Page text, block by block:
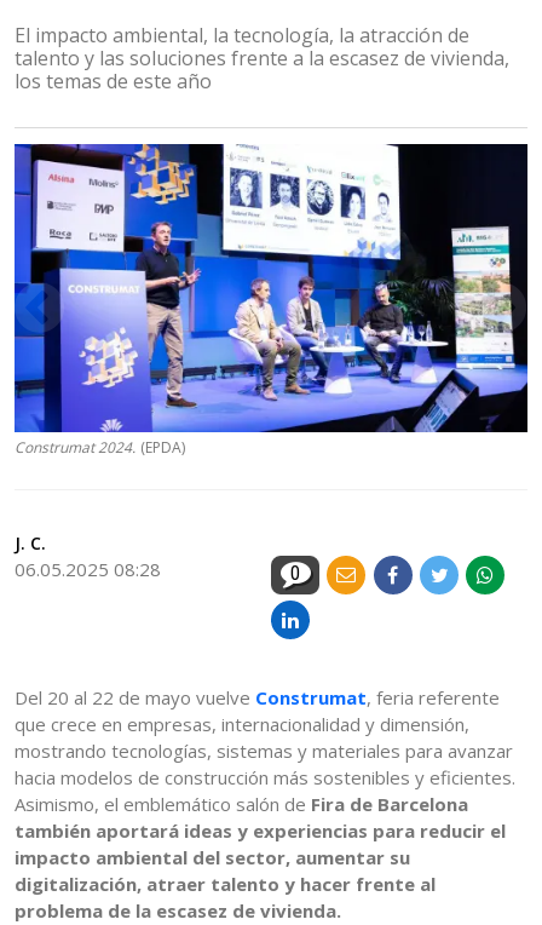
El impacto ambiental, la tecnología, la atracción de
talento y las soluciones frente a la escasez de vivienda,
los temas de este año
Construmat 2024. (EPDA)
J. C.
06.05.2025 08:28 0
Del 20 al 22 de mayo vuelve Construmat, feria referente
que crece en empresas, internacionalidad y dimensión,
mostrando tecnologías, sistemas y materiales para avanzar
hacia modelos de construcción más sostenibles y eficientes.
Asimismo, el emblemático salón de Fira de Barcelona
también aportará ideas y experiencias para reducir el
impacto ambiental del sector, aumentar su
digitalización, atraer talento y hacer frente al
problema de la escasez de vivienda.